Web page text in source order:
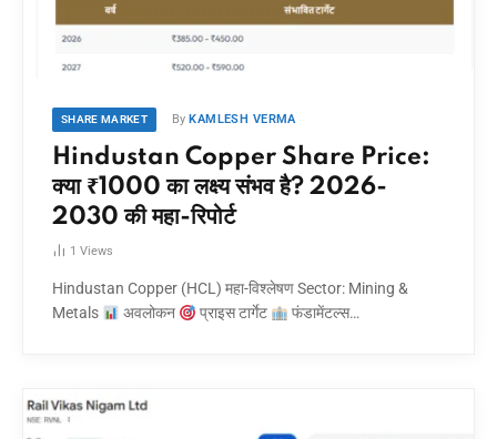
SHARE MARKET By KAMLESH VERMA
Hindustan Copper Share Price:
क्या ₹1000 का लक्ष्य संभव है? 2026-
2030 की महा-रिपोर्ट
1 Views
Hindustan Copper (HCL) महा-विश्लेषण Sector: Mining &
Metals
अवलोकन प्राइस टार्गेट फंडामेंटल्स…